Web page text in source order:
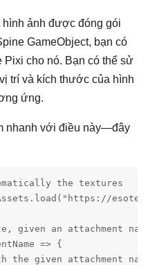
hình ảnh được đóng gói
GameObject, bạn có
Pixi cho nó. Bạn có thể sử
trí và kích thước của hình
ứng.
nhanh với điều này—đây
the textures
an attachment
=> {
the given attachment